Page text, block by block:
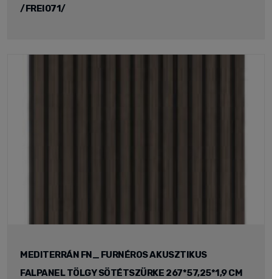
/FREI071/
MEDITERRÁN FN_ FURNÉROS AKUSZTIKUS
FALPANEL TÖLGY SÖTÉTSZÜRKE 267*57,25*1,9 CM